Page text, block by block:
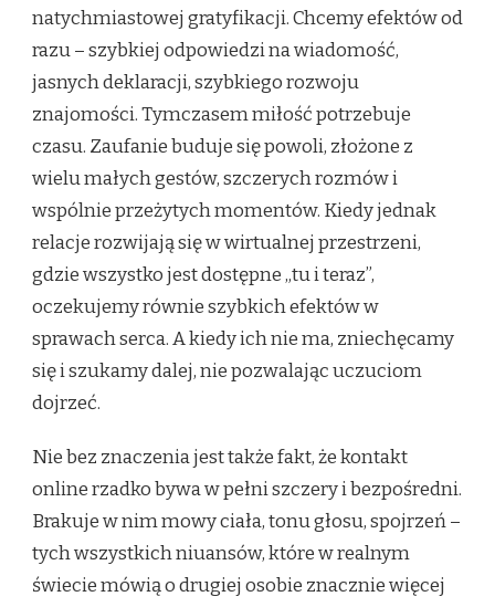
natychmiastowej gratyfikacji. Chcemy efektów od
razu – szybkiej odpowiedzi na wiadomość,
jasnych deklaracji, szybkiego rozwoju
znajomości. Tymczasem miłość potrzebuje
czasu. Zaufanie buduje się powoli, złożone z
wielu małych gestów, szczerych rozmów i
wspólnie przeżytych momentów. Kiedy jednak
relacje rozwijają się w wirtualnej przestrzeni,
gdzie wszystko jest dostępne „tu i teraz”,
oczekujemy równie szybkich efektów w
sprawach serca. A kiedy ich nie ma, zniechęcamy
się i szukamy dalej, nie pozwalając uczuciom
dojrzeć.
Nie bez znaczenia jest także fakt, że kontakt
online rzadko bywa w pełni szczery i bezpośredni.
Brakuje w nim mowy ciała, tonu głosu, spojrzeń –
tych wszystkich niuansów, które w realnym
świecie mówią o drugiej osobie znacznie więcej